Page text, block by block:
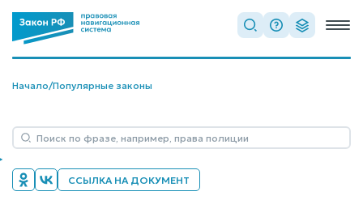
Начало/Популярные законы
ССЫЛКА НА ДОКУМЕНТ